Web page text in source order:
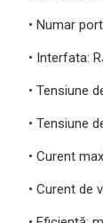
• Numar
• Interfata:
• Tensiune
• Tensiune
• Curent
• Curent de